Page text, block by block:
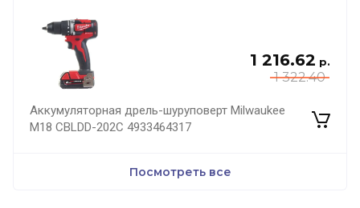
1 322.40
1 216.62 р.
Аккумуляторная дрель-шуруповерт Milwaukee
M18 CBLDD-202C 4933464317
Посмотреть все